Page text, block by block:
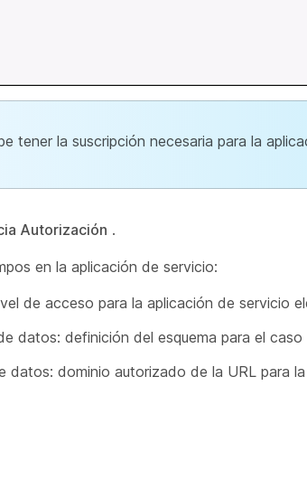
tener la suscripción necesaria para la
Autorización .
en la aplicación de servicio:
de acceso para la aplicación de servicio
datos: definición del esquema para el
datos: dominio autorizado de la URL para